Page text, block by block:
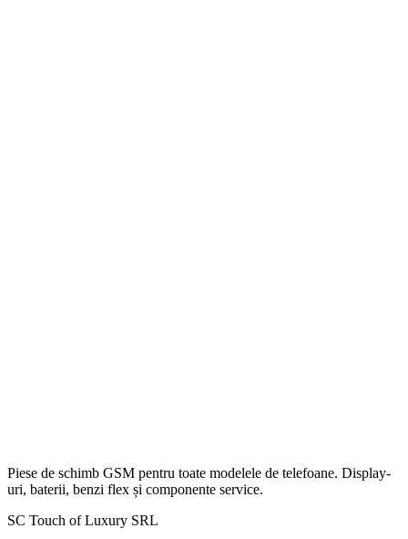
Piese de schimb GSM pentru toate modelele de telefoane. Display-
uri, baterii, benzi flex și componente service.
SC Touch of Luxury SRL